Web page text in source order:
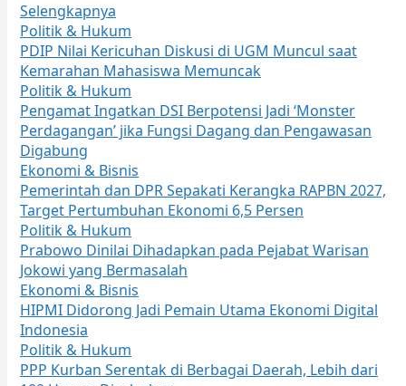
Selengkapnya
Politik & Hukum
PDIP Nilai Kericuhan Diskusi di UGM Muncul saat
Kemarahan Mahasiswa Memuncak
Politik & Hukum
Pengamat Ingatkan DSI Berpotensi Jadi ‘Monster
Perdagangan’ jika Fungsi Dagang dan Pengawasan
Digabung
Ekonomi & Bisnis
Pemerintah dan DPR Sepakati Kerangka RAPBN 2027,
Target Pertumbuhan Ekonomi 6,5 Persen
Politik & Hukum
Prabowo Dinilai Dihadapkan pada Pejabat Warisan
Jokowi yang Bermasalah
Ekonomi & Bisnis
HIPMI Didorong Jadi Pemain Utama Ekonomi Digital
Indonesia
Politik & Hukum
PPP Kurban Serentak di Berbagai Daerah, Lebih dari